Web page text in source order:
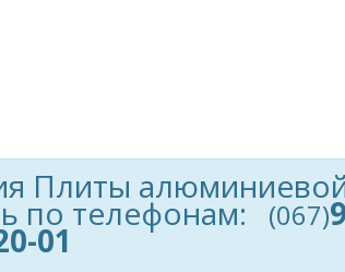
Плиты
по телефонам: (067)
01